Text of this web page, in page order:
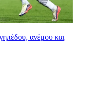
ανέμου και